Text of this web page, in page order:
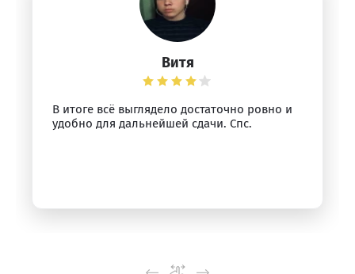
Витя
В итоге всё выглядело достаточно ровно и
удобно для дальнейшей сдачи. Спс.